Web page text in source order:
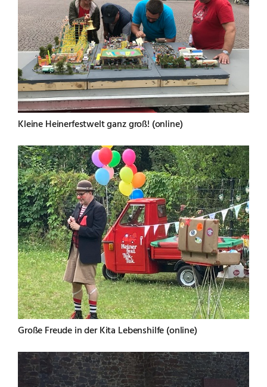
Kleine Heinerfestwelt ganz groß! (online)
Große Freude in der Kita Lebenshilfe (online)